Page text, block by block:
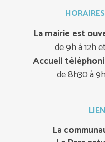
La mairie est
de 9h à 12h
Accueil
de 8h30 à
La